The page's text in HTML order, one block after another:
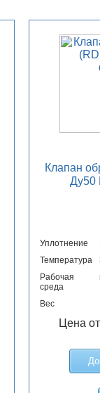
Клапан
Ду50
Уплотнение
Температура
Рабочая
среда
Вес
Цена